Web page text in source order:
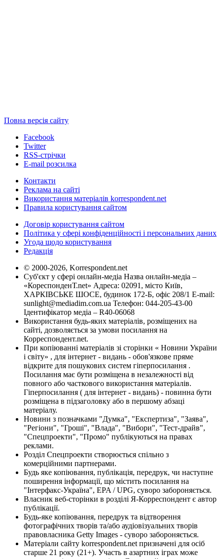
Повна версія сайту
Facebook
Twitter
RSS-стрічки
E-mail розсилка
Контакти
Реклама на сайті
Використання матеріалів korrespondent.net
Правила користування сайтом
Договір користування сайтом
Політика у сфері конфіденційності і персональних даних
Угода щодо користування
Редакція
© 2000-2026, Korrespondent.net
Суб'єкт у сфері онлайн-медіа Назва онлайн-медіа –
«КореспонденТ.net» Адреса: 02091, місто Київ,
ХАРКІВСЬКЕ ШОСЕ, будинок 172-Б, офіс 208/1 E-mail:
sunlight@mediadim.com.ua Телефон: 044-205-43-00
Ідентифікатор медіа – R40-06068
Використання будь-яких матеріалів, розміщених на
сайті, дозволяється за умови посилання на
Корреспондент.net.
При копіюванні матеріалів зі сторінки « Новини України
і світу» , для інтернет - видань - обов'язкове пряме
відкрите для пошукових систем гіперпосилання .
Посилання має бути розміщена в незалежності від
повного або часткового використання матеріалів.
Гіперпосилання ( для інтернет - видань) - повинна бути
розміщена в підзаголовку або в першому абзаці
матеріалу.
Новини з позначками "Думка", "Експертиза", "Заява",
"Регіони", "Гроші", "Влада", "Вибори", "Тест-драйв",
"Спецпроекти", "Промо" публікуються на правах
реклами.
Розділ Спецпроекти створюється спільно з
комерційними партнерами.
Будь яке копіювання, публікація, передрук, чи наступне
поширення інформації, що містить посилання на
"Інтерфакс-Україна", EPA / UPG, суворо забороняється.
Власник веб-сторінки в розділі Я-Корреспондент є автор
публікації.
Будь-яке копіювання, передрук та відтворення
фотографічних творів та/або аудіовізуальних творів
правовласника Getty Images - суворо забороняється.
Матеріали сайту korrespondent.net призначені для осіб
старше 21 року (21+). Участь в азартних іграх може